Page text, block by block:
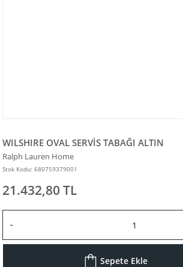
WILSHIRE OVAL SERVİS TABAĞI ALTIN
Ralph Lauren Home
Stok Kodu: 680759379001
21.432,80 TL
Sepete Ekle